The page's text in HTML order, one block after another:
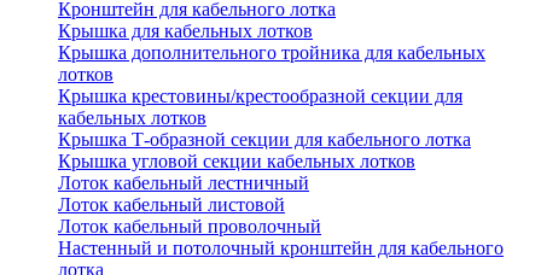
Кронштейн для кабельного лотка
Крышка для кабельных лотков
Крышка дополнительного тройника для кабельных
лотков
Крышка крестовины/крестообразной секции для
кабельных лотков
Крышка Т-образной секции для кабельного лотка
Крышка угловой секции кабельных лотков
Лоток кабельный лестничный
Лоток кабельный листовой
Лоток кабельный проволочный
Настенный и потолочный кронштейн для кабельного
лотка